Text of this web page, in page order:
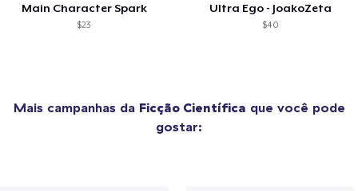
Main Character Spark
$23
Ultra Ego - JoakoZeta
$40
Mais campanhas da Ficção Científica que você pode
gostar: